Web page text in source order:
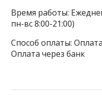
Время работы:
пн-вс 8:00-21:00)
Способ оплаты:
Оплата через банк